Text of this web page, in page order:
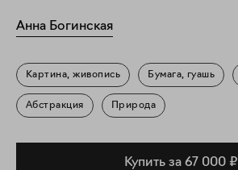
Анна Богинская
Картина, живопись Бумага, гуашь
Абстракция Природа
Купить за 67 000 ₽